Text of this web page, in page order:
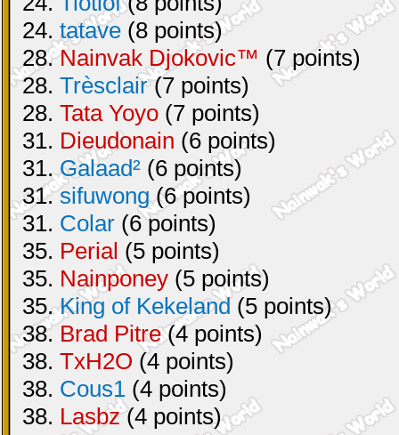
24. tatave (8 points)
28.Nainvak Djokovic™ (7 points)
28. Trèsclair(7 points)
28. Tata Yoyo (7 points)
31. Dieudonain (6 points)
31.Galaad² (6 points)
31.sifuwong(6 points)
31. Colar (6 points)
35. Perial (5 points)
35. Nainponey (5 points)
35.King of Kekeland(5 points)
38. Brad Pitre(4 points)
38. TxH2O (4 points)
38. Cous1 (4 points)
38. Lasbz(4 points)